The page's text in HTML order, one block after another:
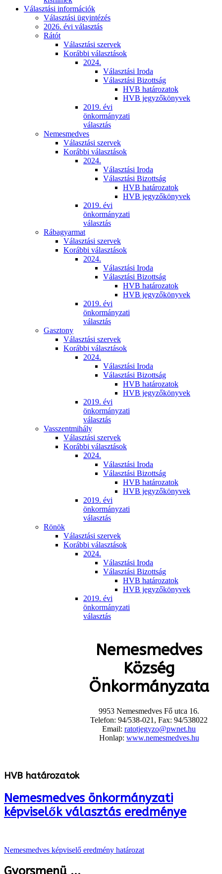
Választási információk
Választási ügyintézés
2026. évi választás
Rátót
Választási szervek
Korábbi választások
2024.
Választási Iroda
Választási Bizottság
HVB határozatok
HVB jegyzőkönyvek
2019. évi
önkormányzati
választás
Nemesmedves
Választási szervek
Korábbi választások
2024.
Választási Iroda
Választási Bizottság
HVB határozatok
HVB jegyzőkönyvek
2019. évi
önkormányzati
választás
Rábagyarmat
Választási szervek
Korábbi választások
2024.
Választási Iroda
Választási Bizottság
HVB határozatok
HVB jegyzőkönyvek
2019. évi
önkormányzati
választás
Gasztony
Választási szervek
Korábbi választások
2024.
Választási Iroda
Választási Bizottság
HVB határozatok
HVB jegyzőkönyvek
2019. évi
önkormányzati
választás
Vasszentmihály
Választási szervek
Korábbi választások
2024.
Választási Iroda
Választási Bizottság
HVB határozatok
HVB jegyzőkönyvek
2019. évi
önkormányzati
választás
Rönök
Választási szervek
Korábbi választások
2024.
Választási Iroda
Választási Bizottság
HVB határozatok
HVB jegyzőkönyvek
2019. évi
önkormányzati
választás
Nemesmedves
Község
Önkormányzata
9953 Nemesmedves Fő utca 16.
Telefon: 94/538-021, Fax: 94/538022
Email: ratotjegyzo@pwnet.hu
Honlap: www.nemesmedves.hu
HVB határozatok
Nemesmedves önkormányzati
képviselők választás eredménye
Nemesmedves képviselő eredmény határozat